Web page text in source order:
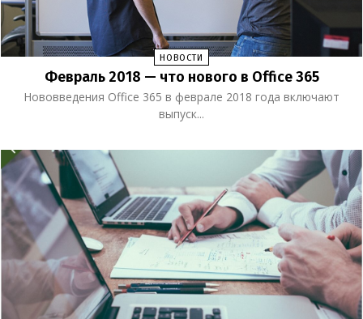
НОВОСТИ
Февраль 2018 — что нового в Office 365
Нововведения Office 365 в феврале 2018 года включают
выпуск...